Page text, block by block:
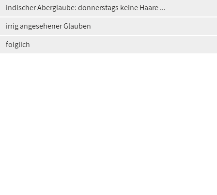
indischer Aberglaube: donnerstags keine Haare ...
irrig angesehener Glauben
folglich